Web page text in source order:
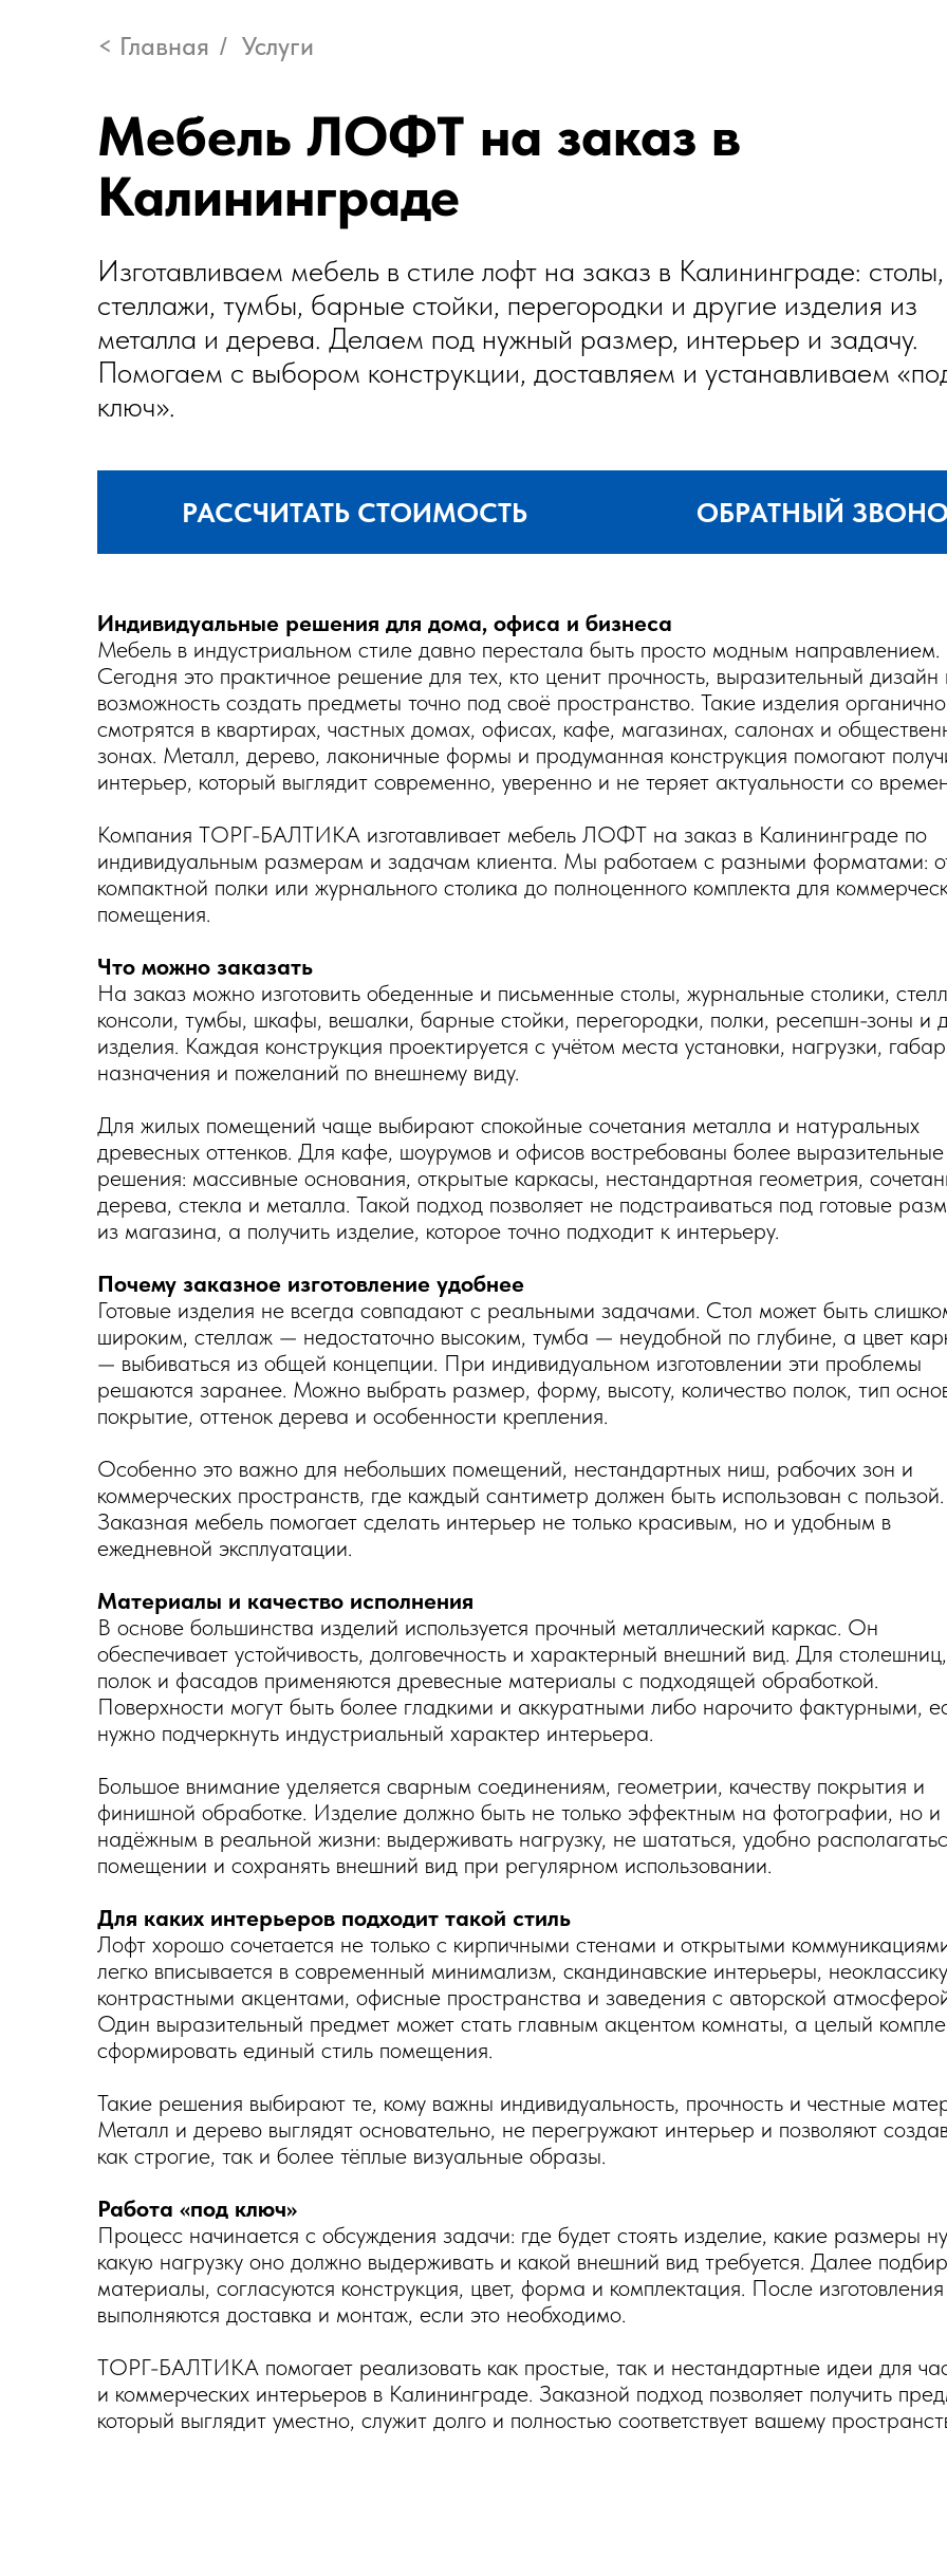
< Главная / Услуги
Мебель ЛОФТ на заказ в
Калининграде
Изготавливаем мебель в стиле лофт на заказ в Калининграде: столы,
стеллажи, тумбы, барные стойки, перегородки и другие изделия из
металла и дерева. Делаем под нужный размер, интерьер и задачу.
Помогаем с выбором конструкции, доставляем и устанавливаем
ключ».
РАССЧИТАТЬ СТОИМОСТЬ ОБРАТНЫЙ
Индивидуальные решения для дома, офиса и бизнеса
Мебель в индустриальном стиле давно перестала быть просто модным направлением.
Сегодня это практичное решение для тех, кто ценит прочность, выразительный дизайн
возможность создать предметы точно под своё пространство. Такие изделия органично
смотрятся в квартирах, частных домах, офисах, кафе, магазинах, салонах и
зонах. Металл, дерево, лаконичные формы и продуманная конструкция помогают
интерьер, который выглядит современно, уверенно и не теряет актуальности со
Компания ТОРГ-БАЛТИКА изготавливает мебель ЛОФТ на заказ в Калининграде по
индивидуальным размерам и задачам клиента. Мы работаем с разными форматами:
компактной полки или журнального столика до полноценного комплекта для
помещения.
Что можно заказать
На заказ можно изготовить обеденные и письменные столы, журнальные столики,
консоли, тумбы, шкафы, вешалки, барные стойки, перегородки, полки, ресепшн-зоны и
изделия. Каждая конструкция проектируется с учётом места установки, нагрузки,
назначения и пожеланий по внешнему виду.
Для жилых помещений чаще выбирают спокойные сочетания металла и натуральных
древесных оттенков. Для кафе, шоурумов и офисов востребованы более выразительные
решения: массивные основания, открытые каркасы, нестандартная геометрия,
дерева, стекла и металла. Такой подход позволяет не подстраиваться под готовые
из магазина, а получить изделие, которое точно подходит к интерьеру.
Почему заказное изготовление удобнее
Готовые изделия не всегда совпадают с реальными задачами. Стол может быть
широким, стеллаж — недостаточно высоким, тумба — неудобной по глубине, а цвет
— выбиваться из общей концепции. При индивидуальном изготовлении эти проблемы
решаются заранее. Можно выбрать размер, форму, высоту, количество полок, тип
покрытие, оттенок дерева и особенности крепления.
Особенно это важно для небольших помещений, нестандартных ниш, рабочих зон и
коммерческих пространств, где каждый сантиметр должен быть использован с пользой.
Заказная мебель помогает сделать интерьер не только красивым, но и удобным в
ежедневной эксплуатации.
Материалы и качество исполнения
В основе большинства изделий используется прочный металлический каркас. Он
обеспечивает устойчивость, долговечность и характерный внешний вид. Для столешниц,
полок и фасадов применяются древесные материалы с подходящей обработкой.
Поверхности могут быть более гладкими и аккуратными либо нарочито фактурными,
нужно подчеркнуть индустриальный характер интерьера.
Большое внимание уделяется сварным соединениям, геометрии, качеству покрытия и
финишной обработке. Изделие должно быть не только эффектным на фотографии, но и
надёжным в реальной жизни: выдерживать нагрузку, не шататься, удобно
помещении и сохранять внешний вид при регулярном использовании.
Для каких интерьеров подходит такой стиль
Лофт хорошо сочетается не только с кирпичными стенами и открытыми
легко вписывается в современный минимализм, скандинавские интерьеры,
контрастными акцентами, офисные пространства и заведения с авторской
Один выразительный предмет может стать главным акцентом комнаты, а целый
сформировать единый стиль помещения.
Такие решения выбирают те, кому важны индивидуальность, прочность и честные
Металл и дерево выглядят основательно, не перегружают интерьер и позволяют
как строгие, так и более тёплые визуальные образы.
Работа «под ключ»
Процесс начинается с обсуждения задачи: где будет стоять изделие, какие размеры
какую нагрузку оно должно выдерживать и какой внешний вид требуется. Далее
материалы, согласуются конструкция, цвет, форма и комплектация. После изготовления
выполняются доставка и монтаж, если это необходимо.
ТОРГ-БАЛТИКА помогает реализовать как простые, так и нестандартные идеи для
и коммерческих интерьеров в Калининграде. Заказной подход позволяет получить
который выглядит уместно, служит долго и полностью соответствует вашему